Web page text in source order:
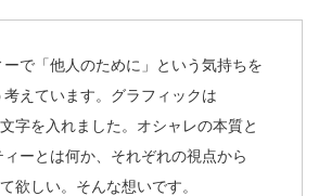
で「他人のために」という気持ちを
えています。グラフィックは
字を入れました。オシャレの本質と
ーとは何か、それぞれの視点から
欲しい。そんな想いです。